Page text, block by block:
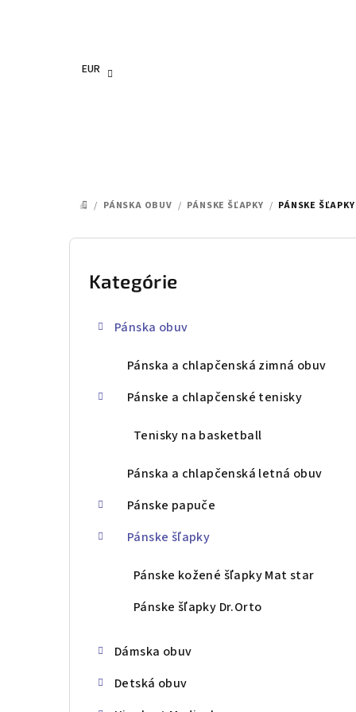
EUR
DOMOV
/ PÁNSKA OBUV / PÁNSKE ŠĽAPKY / PÁNSKE
B
Preskočiť
kategórie
Kategórie
Pánska obuv
Pánska a chlapčenská zimná obuv
Pánske a chlapčenské tenisky
Tenisky na basketball
Pánska a chlapčenská letná obuv
Pánske papuče
Pánske šľapky
Pánske kožené šľapky Mat star
Pánske šľapky Dr.Orto
Dámska obuv
Detská obuv